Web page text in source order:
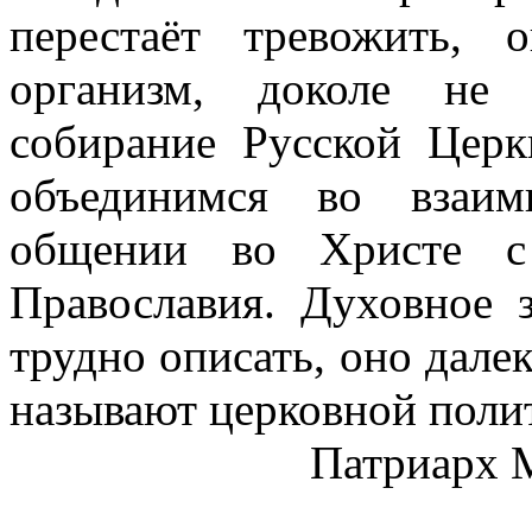
перестаёт тревожить,
организм, доколе не
собирание Русской
объединимся во
общении во Христе с
Православия. Духовное
трудно описать, оно
называют церковной
Патриарх